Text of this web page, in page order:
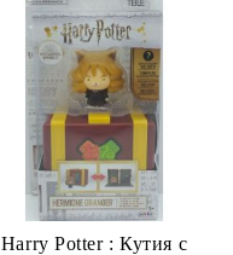
Harry Potter : Кутия с